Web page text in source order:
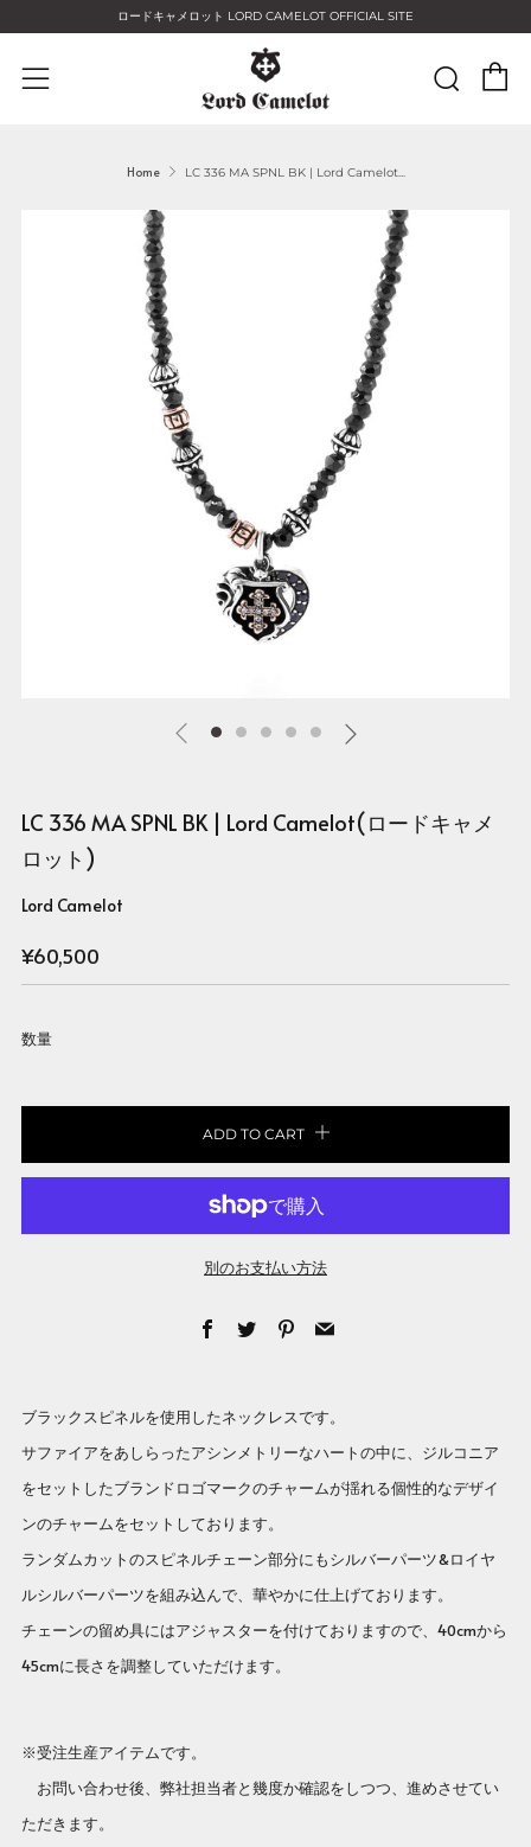
ロードキャメロット LORD CAMELOT OFFICIAL SITE
Menu
Home LC 336 MA SPNL BK | Lord Camelot...
LC 336 MA SPNL BK | Lord Camelot(ロードキャメ
ロット)
Lord Camelot
Regular
price
¥60,500
数量
ADD TO CART
別のお支払い方法
Facebook
TwitterPinterest
Email
ブラックスピネルを使用したネックレスです。
サファイアをあしらったアシンメトリーなハートの中に、ジルコニア
をセットしたブランドロゴマークのチャームが揺れる個性的なデザイ
ンのチャームをセットしております。
ランダムカットのスピネルチェーン部分にもシルバーパーツ&ロイヤ
ルシルバーパーツを組み込んで、華やかに仕上げております。
チェーンの留め具にはアジャスターを付けておりますので、40cmから
45cmに長さを調整していただけます。
※受注生産アイテムです。
お問い合わせ後、弊社担当者と幾度か確認をしつつ、進めさせてい
ただきます。